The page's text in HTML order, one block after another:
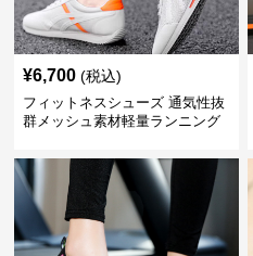
¥6,700 (税込)
フィットネスシューズ 通気性抜
群メッシュ素材軽量ランニング